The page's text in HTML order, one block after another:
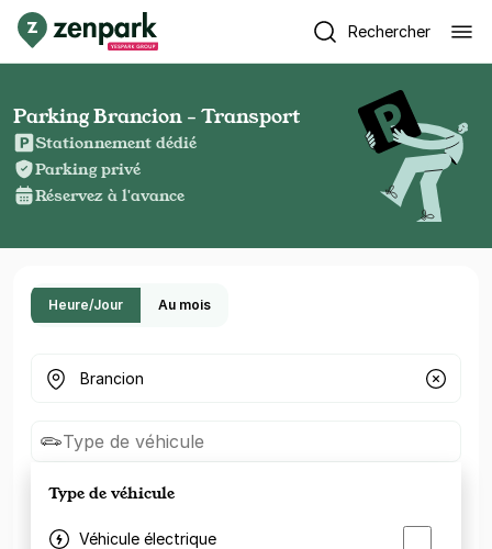
Rechercher
Parking Brancion - Transport
Stationnement dédié
Parking privé
Réservez à l'avance
Heure/Jour Au mois
Où cherchez-vous un parking ?
Type de véhicule
Type de véhicule
Véhicule électrique